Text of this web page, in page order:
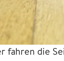
fahren die